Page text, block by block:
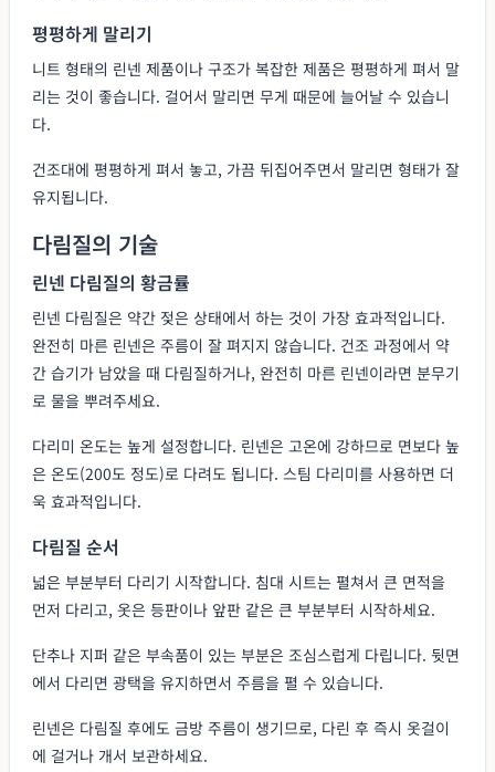
평평하게 말리기
니트 형태의 린넨 제품이나 구조가 복잡한 제품은 평평하게 펴서 말
리는 것이 좋습니다. 걸어서 말리면 무게 때문에 늘어날 수 있습니
다.
건조대에 평평하게 펴서 놓고, 가끔 뒤집어주면서 말리면 형태가 잘
유지됩니다.
다림질의 기술
린넨 다림질의 황금률
린넨 다림질은 약간 젖은 상태에서 하는 것이 가장 효과적입니다.
완전히 마른 린넨은 주름이 잘 펴지지 않습니다. 건조 과정에서 약
간 습기가 남았을 때 다림질하거나, 완전히 마른 린넨이라면 분무기
로 물을 뿌려주세요.
다리미 온도는 높게 설정합니다. 린넨은 고온에 강하므로 면보다 높
은 온도(200도 정도)로 다려도 됩니다. 스팀 다리미를 사용하면 더
욱 효과적입니다.
다림질 순서
넓은 부분부터 다리기 시작합니다. 침대 시트는 펼쳐서 큰 면적을
먼저 다리고, 옷은 등판이나 앞판 같은 큰 부분부터 시작하세요.
단추나 지퍼 같은 부속품이 있는 부분은 조심스럽게 다립니다. 뒷면
에서 다리면 광택을 유지하면서 주름을 펼 수 있습니다.
린넨은 다림질 후에도 금방 주름이 생기므로, 다린 후 즉시 옷걸이
에 걸거나 개서 보관하세요.